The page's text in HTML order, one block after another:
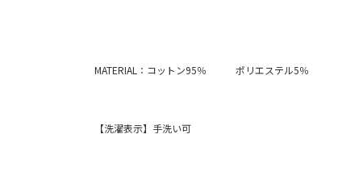
MATERIAL：コットン95％ ポリエステル5％
【洗濯表示】手洗い可